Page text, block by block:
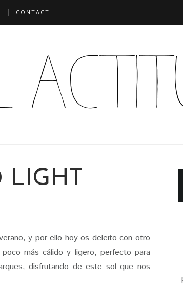
CONTACT
LIGHT
y por ello hoy os deleito con otro
más cálido y ligero, perfecto para
disfrutando de este sol que nos